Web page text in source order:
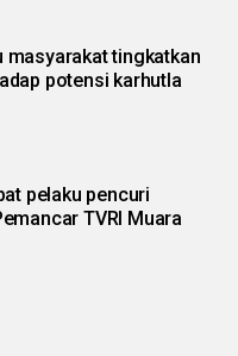
masyarakat tingkatkan
potensi karhutla
pelaku pencuri
TVRI Muara